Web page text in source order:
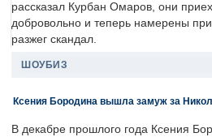
рассказал Курбан Омаров, они
добровольно и теперь намерены
разжег скандал.
ШОУБИЗ
Ксения Бородина вышла замуж за
В декабре прошлого года Ксения